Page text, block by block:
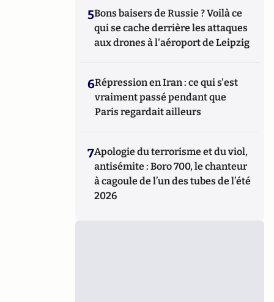
5Bons baisers de Russie ? Voilà ce
qui se cache derrière les attaques
aux drones à l'aéroport de Leipzig
6Répression en Iran : ce qui s'est
vraiment passé pendant que
Paris regardait ailleurs
7Apologie du terrorisme et du viol,
antisémite : Boro 700, le chanteur
à cagoule de l’un des tubes de l’été
2026